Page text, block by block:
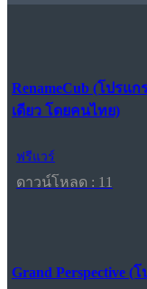
RenameCub (โปรแ
เดียว โดยคนไทย)
ฟรีแวร์
ดาวน์โหลด : 11
Grand Perspective